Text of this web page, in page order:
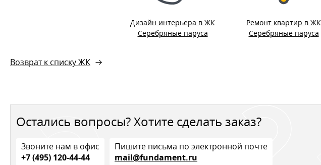
Дизайн интерьера в ЖК
Серебряные паруса
Ремонт квартир в ЖК
Серебряные паруса
Возврат к списку ЖК
Остались вопросы? Хотите сделать заказ?
Звоните нам в офис
+7 (495) 120-44-44
Пишите письма по электронной почте
mail@fundament.ru